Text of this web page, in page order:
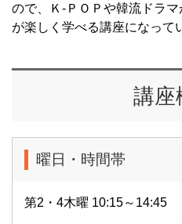
ので、Ｋ-ＰＯＰや韓流ドラ
が楽しく学べる講座になって
講座
曜日・時間帯
第2・4木曜 10:15～14:45